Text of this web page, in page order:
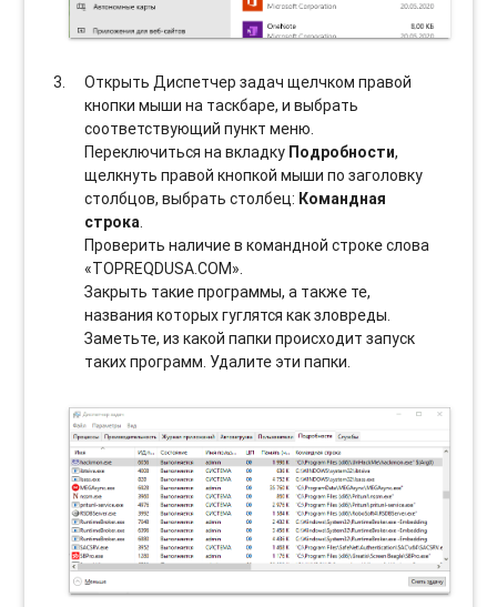
Открыть Диспетчер задач щелчком правой
кнопки мыши на таскбаре, и выбрать
соотвeтствующий пункт меню.
Переключиться на вкладку Подробности,
щелкнуть правой кнопкой мыши по заголовку
столбцов, выбрать столбец: Командная
строка.
Проверить наличие в командной строке слова
«TOPREQDUSA.COM».
Закрыть такие программы, а также те,
названия которых гуглятся как зловреды.
Заметьте, из какой папки происходит запуск
таких программ. Удалите эти папки.